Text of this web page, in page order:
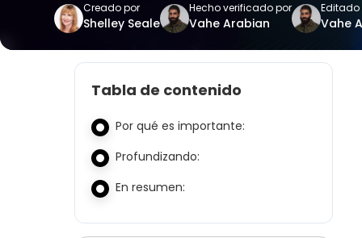
Creado por
Shelley Seale
Hecho verificado por
Vahe Arabian
Editado
Vahe
Tabla de contenido
Por qué es importante:
Profundizando:
En resumen: